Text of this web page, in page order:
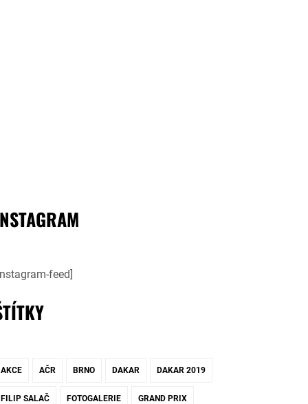
feed]
AKCE AČR BRNO DAKAR DAKAR 2019
FILIP SALAČ FOTOGALERIE GRAND PRIX